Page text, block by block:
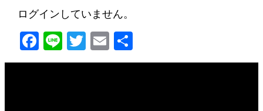
ログインしていません。
Facebook
LineTwitter
Email
有